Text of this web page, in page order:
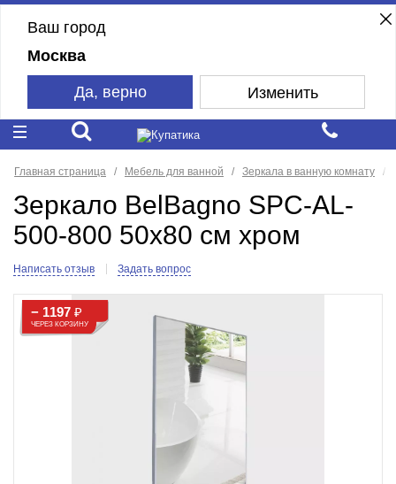
Ваш город
Москва
Да, верно Изменить
Главная страница Мебель для ванной Зеркала в ванную комнату
Зеркало BelBagno SPC-AL-
500-800 50x80 см хром
Написать отзыв Задать вопрос
− 1197₽
ЧЕРЕЗ КОРЗИНУ